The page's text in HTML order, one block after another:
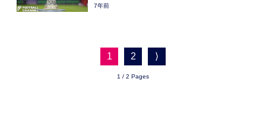
7年前
1 2 ⟩
1 / 2 Pages